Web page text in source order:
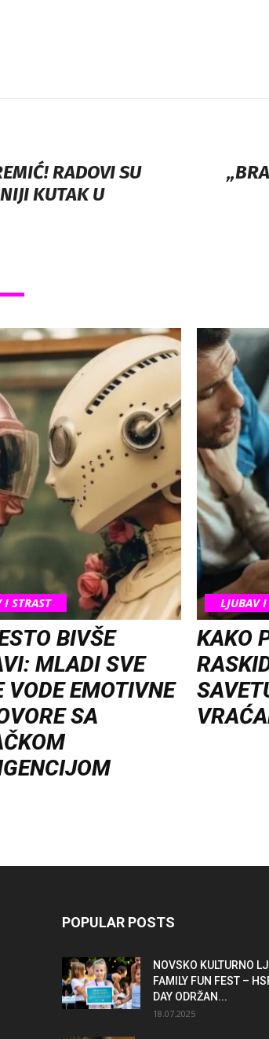
RADOVI SU
KUTAK U
I STRAST
BIVŠE
MLADI SVE
VODE EMOTIVNE
SA
LJUBAV I
KAKO
POPULAR POSTS
NOVSKO KULTURNO
FAMILY FUN FEST –
DAY ODRŽAN...
18.07.2025